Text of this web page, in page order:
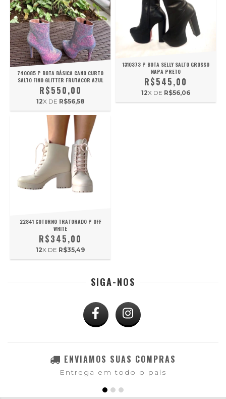
740085 P BOTA BÁSICA CANO CURTO
SALTO FINO GLITTER FRUTACOR AZUL
R$550,00
12X DE R$56,58
1310373 P BOTA SELLY SALTO GROSSO
NAPA PRETO
R$545,00
12X DE R$56,06
22841 COTURNO TRATORADO P OFF
WHITE
R$345,00
12X DE R$35,49
SIGA-NOS
ENVIAMOS SUAS COMPRAS
Entrega em todo o país